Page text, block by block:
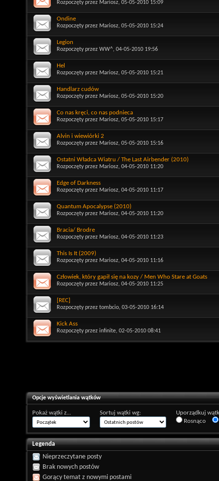
Rozpoczęty przez Mariosz, 05-05-2010 15:09
Ondine
Rozpoczęty przez Mariosz, 05-05-2010 15:24
Legion
Rozpoczęty przez WW^, 04-05-2010 19:56
Hel
Rozpoczęty przez Mariosz, 05-05-2010 15:21
Handlarz cudów
Rozpoczęty przez Mariosz, 05-05-2010 15:20
Co nas kręci, co nas podnieca
Rozpoczęty przez Mariosz, 05-05-2010 15:17
Alvin i wiewiórki 2
Rozpoczęty przez Mariosz, 05-05-2010 15:16
Ostatni Władca Wiatru / The Last Airbender (2010)
Rozpoczęty przez Mariosz, 04-05-2010 11:20
Edge of Darkness
Rozpoczęty przez Mariosz, 04-05-2010 11:17
Quantum Apocalypse (2010)
Rozpoczęty przez Mariosz, 04-05-2010 11:20
Bracia/ Brodre
Rozpoczęty przez Mariosz, 04-05-2010 11:23
This Is It (2009)
Rozpoczęty przez Mariosz, 04-05-2010 11:16
Człowiek, który gapił się na kozy / Men Who Stare at Goats
Rozpoczęty przez Mariosz, 04-05-2010 11:25
[REC]
Rozpoczęty przez tombcio, 03-05-2010 16:14
Kick Ass
Rozpoczęty przez infinite, 02-05-2010 08:41
Opcje wyświetlania wątków
Pokaż wątki z... Sortuj wątki wg:
Uporządkuj
Rosnąco
Legenda
Nieprzeczytane posty
Brak nowych postów
Gorący temat z nowymi postami